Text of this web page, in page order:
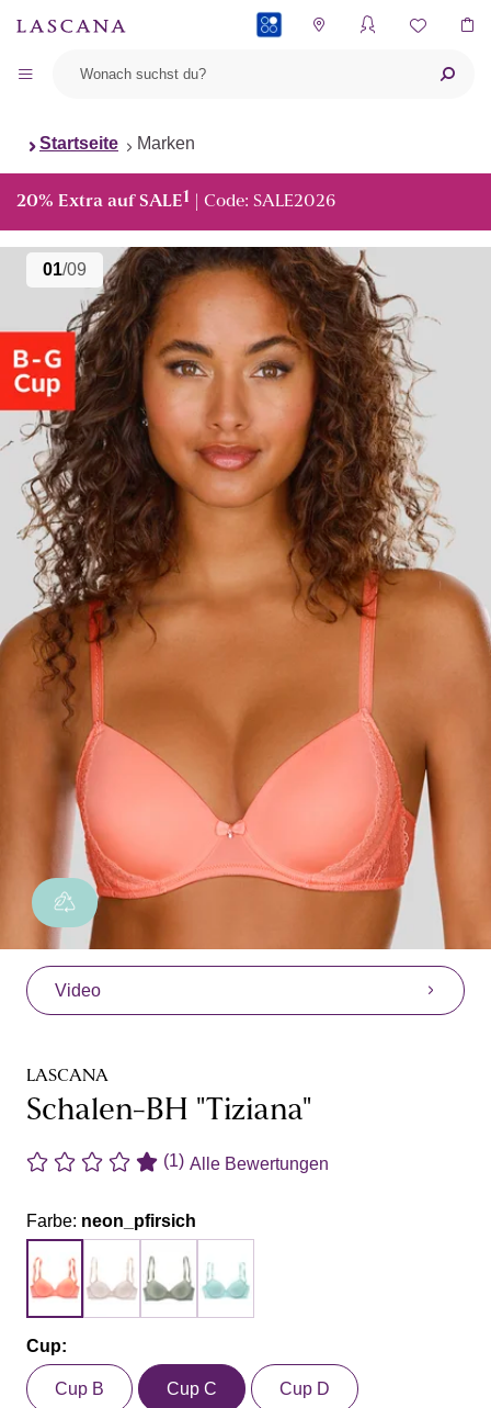
Startseite Marken
20% Extra auf SALE1 | Code: SALE2026
01/09
Video
LASCANA
Schalen-BH "Tiziana"
(1) Alle Bewertungen
Farbe: neon_pfirsich
Cup:
Cup B Cup C Cup D